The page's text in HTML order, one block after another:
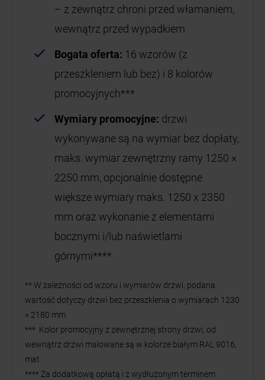
– z zewnątrz chroni przed włamaniem,
wewnątrz przed wypadkiem
Bogata oferta: 16 wzorów (z
przeszkleniem lub bez) i 8 kolorów
promocyjnych***
Wymiary promocyjne: drzwi
wykonywane są na wymiar bez dopłaty,
maks. wymiar zewnętrzny ramy 1250 ×
2250 mm, opcjonalnie dostępne
większe wymiary maks. 1250 x 2350
mm oraz wykonanie z elementami
bocznymi i/lub naświetlami
górnymi****
** W zależności od wzoru i wymiarów drzwi, podana
wartość dotyczy drzwi bez przeszklenia o wymiarach 1230
× 2180 mm
*** Kolor promocyjny z zewnętrznej strony drzwi, od
wewnątrz drzwi malowane są w kolorze białym RAL 9016,
mat
**** Za dodatkową opłatą i z wydłużonym terminem